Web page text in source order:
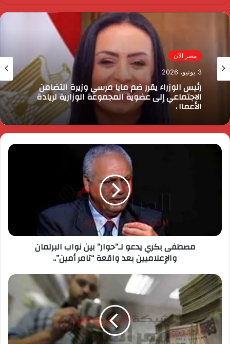
مصر الآن
3 يونيو، 2026
رئيس الوزراء يقرر ضم مايا مرسي وزيرة التضامن
الاجتماعي إلى عضوية المجموعة الوزارية لريادة
الأعمال
مصطفى بكري يدعو لـ”حوار” بين نواب البرلمان
والإعلاميين بعد واقعة “تامر أمين”..